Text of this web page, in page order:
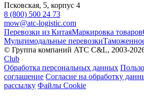
Псковская, 5, корпус 4
8 (800) 500 24 73
mow@atc-logistic.com
Перевозки из КитаяМаркировка товаров
Мультимодальные перевозки
© Группа компаний ATC C&L, 2003-
Club
Обработка персональных данных
соглашение Согласие на обработку
рассылку Файлы Cookie